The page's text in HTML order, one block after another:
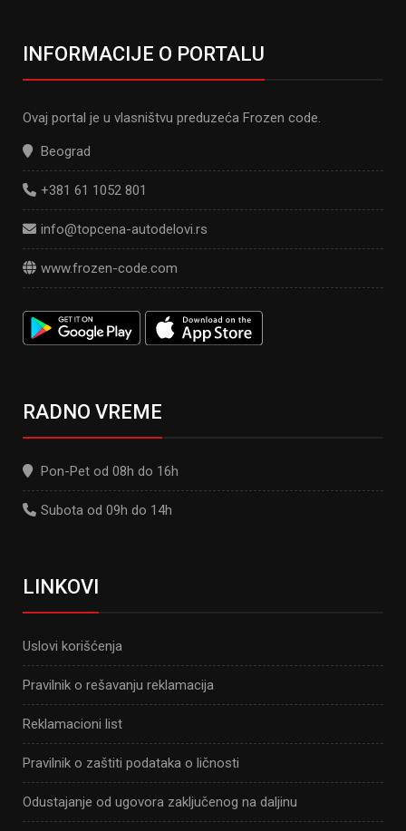
INFORMACIJE O PORTALU
Ovaj portal je u vlasništvu preduzeća Frozen code.
Beograd
+381 61 1052 801
info@topcena-autodelovi.rs
www.frozen-code.com
RADNO VREME
Pon-Pet od 08h do 16h
Subota od 09h do 14h
LINKOVI
Uslovi korišćenja
Pravilnik o rešavanju reklamacija
Reklamacioni list
Pravilnik o zaštiti podataka o ličnosti
Odustajanje od ugovora zaključenog na daljinu